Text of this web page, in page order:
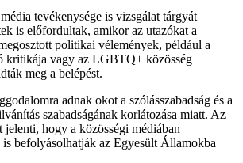
tevékenysége is vizsgálat tárgyát
is előfordultak, amikor az utazókat a
politikai vélemények, például a
kritikája vagy az LGBTQ+ közösség
meg a belépést.
adnak okot a szólásszabadság és a
szabadságának korlátozása miatt. Az
jelenti, hogy a közösségi médiában
befolyásolhatják az Egyesült Államokba